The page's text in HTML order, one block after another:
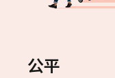
公平